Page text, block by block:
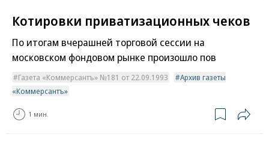
Котировки приватизационных чеков
По итогам вчерашней торговой сессии на
московском фондовом рынке произошло пов
Газета «Коммерсантъ» №181 от 22.09.1993
Архив газеты
«Коммерсантъ»
1 мин.